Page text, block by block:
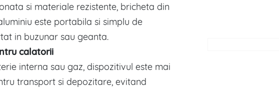
si materiale rezistente, bricheta din
este portabila si simplu de
in buzunar sau geanta.
calatorii
interna sau gaz, dispozitivul este mai
transport si depozitare, evitand